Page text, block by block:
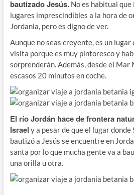
bautizado Jesús.No es habitual que
lugares imprescindibles a la hora de
Jordania, pero es digno de ver.
Aunque no seas creyente, es un lugar
visita porque es muy pintoresco y
sorprenderán. Además, desde el Mar
escasos 20 minutos en coche.
El río Jordán hace de frontera
Israel y a pesar de que el lugar donde
bautizó a Jesús se encuentre en
santa por lo que mucha gente va a
una orilla u otra.